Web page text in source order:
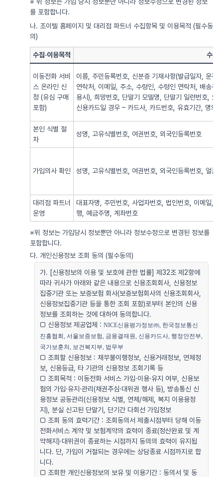
를 포함합니다.
나. 조이텔 홈페이지 및 대리점 파트너 수집항목 및 이용목적 (필수동
의)
수집·이용목적 수집·
이동전화 서비
스 온라인 신
청 (유심 구매
포함)
이름, 주민등록번호, 신분증 기재사항(발급일자, 운전
연락처, 이메일, 주소, 수령인, 수령인 연락처, 배송주
용시), 희망번호, 단말기 모델명, 단말기 일련번호, 요
신용카드일 경우 – 카드사, 카드번호, 유효기간, 명의
본인 식별 절
차
성명, 고유식별번호, 여권번호, 외국인등록번호
가입의사 확인 성명, 고유식별번호, 여권번호, 외국인등록번호, 얼굴
대리점 파트너
운영
대표자명, 주민번호, 사업자번호, 법인번호, 이메일,
행, 예금주명, 계좌번호
※위 정보는 가입당시 정보뿐만 아니라 정보수정으로 변경된 정보를
포함합니다.
다. 개인신용정보 조회 동의 (필수동의)
가. [신용정보의 이용 및 보호에 관한 법률] 제32조 제2항에
따라 귀사가 아래와 같은 내용으로 신용조회회사, 신용정보
집중기관 또는 보증보험 회사(보증보험회사의 신용조회회사,
신용정보집중기관 등을 통한 조회 포함)로부터 본인의 신용
정보를 조회하는 것에 대하여 동의합니다.
□ 신용정보 제공업체 :NICE신용평가정보㈜, 한국정보통신
진흥협회, 서울보증보험, 금융결재원, 신용카드사, 행정안전부,
국가보훈처, 보건복지부, 법무부
□ 조회할 신용정보 : 채무불이행정보, 신용거래정보, 연체정
보, 신용등급, 타 기관의 신용정보 조회기록 등
□ 조회목적 : 이동전화 서비스 가입·이용·유지 여부, 신용보
험의 가입·유지·관리(채권추심·대위권 행사 등), 방송통신 신
용정보 공동관리(신용정보 식별, 연체/해제, 복지 이용용정
지), 분실 신고된 단말기, 단기간 다회선 가입정보
□ 조회 동의 효력기간 : 조회동의서 제출시점부터 당해 이동
전화서비스 계약 및 보험계약의 효력이 종료(정산완료 및 계
약해지)·대위권이 종료하는 시점까지 동의의 효력이 유지됩
니다. 단, 가입이 거절되는 경우에는 상담종료 시점까지로 합
니다.
□ 조회한 개인신용정보의 보유 및 이용기간 : 동의서 및 동